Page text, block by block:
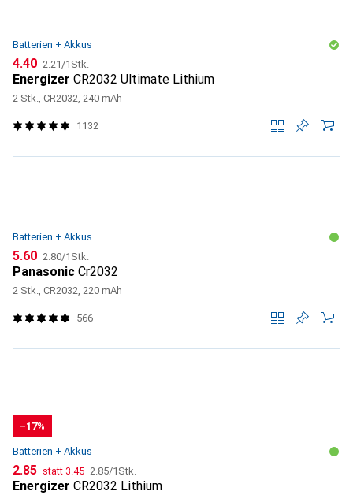
Batterien + Akkus
CHF
4.40 CHF
2.21/1Stk.
Energizer CR2032 Ultimate Lithium
2 Stk., CR2032, 240 mAh
1132
Batterien + Akkus
CHF
5.60 CHF
2.80/1Stk.
Panasonic Cr2032
2 Stk., CR2032, 220 mAh
566
−17%
Batterien + Akkus
CHF
2.85 statt CHF
3.45 CHF
2.85/1Stk.
Energizer CR2032 Lithium